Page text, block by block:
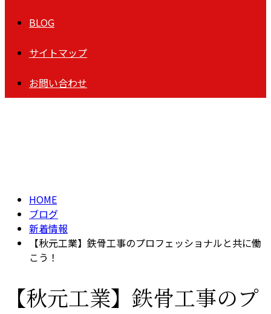
BLOG
サイトマップ
お問い合わせ
HOME
ブログ
新着情報
【秋元工業】鉄骨工事のプロフェッショナルと共に働
こう！
【秋元工業】鉄骨工事のプ